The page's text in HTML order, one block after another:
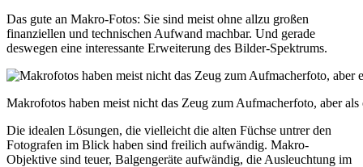
Das gute an Makro-Fotos: Sie sind meist ohne allzu großen
finanziellen und technischen Aufwand machbar. Und gerade
deswegen eine interessante Erweiterung des Bilder-Spektrums.
Makrofotos haben meist nicht das Zeug zum Aufmacherfoto, aber
Die idealen Lösungen, die vielleicht die alten Füchse untrer den
Fotografen im Blick haben sind freilich aufwändig. Makro-
Objektive sind teuer, Balgengeräte aufwändig, die Ausleuchtung im